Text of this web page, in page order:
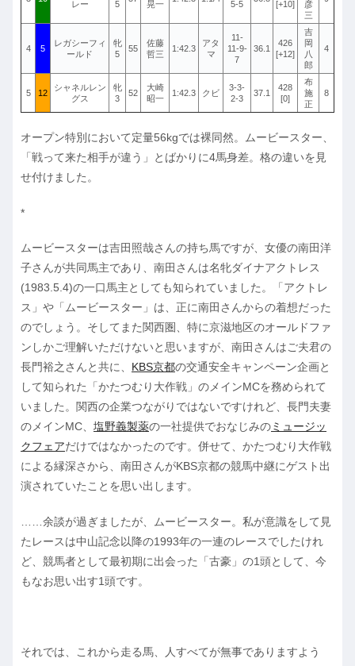
レー 5 晃一 5-5 [+10]
彦
三
4 5
レガシーフィ
ールド
牝
5
55
佐藤
哲三
1:42.3
アタ
マ
11-
11-9-
7
36.1
426
[+12]
吉
岡
八
郎
4
5 12
シャネルレン
グス
牝
3
52
大崎
昭一
1:42.3 クビ
3-3-
2-3
37.1
428
[0]
布
施
正
8
オープン特別において定量56kgでは裸同然。ムービースター、
「戦って来た相手が違う」とばかりに4馬身差。格の違いを見
せ付けました。
*
ムービースターは吉田照哉さんの持ち馬ですが、女優の南田洋
子さんが共同馬主であり、南田さんは名牝ダイナアクトレス
(1983.5.4)の一口馬主としても知られていました。「アクトレ
ス」や「ムービースター」は、正に南田さんからの着想だった
のでしょう。そしてまた関西圏、特に京滋地区のオールドファ
ンしかご理解いただけないと思いますが、南田さんはご夫君の
長門裕之さんと共に、 KBS京都の交通安全キャンペーン企画と
して知られた「かたつむり大作戦」のメインMCを務められて
いました。関西の企業つながりではないですけれど、長門夫妻
のメインMC、 塩野義製薬の一社提供でおなじみのミュージッ
クフェアだけではなかったのです。併せて、かたつむり大作戦
による縁深さから、南田さんがKBS京都の競馬中継にゲスト出
演されていたことを思い出します。
……余談が過ぎましたが、ムービースター。私が意識をして見
たレースは中山記念以降の1993年の一連のレースでしたけれ
ど、競馬者として最初期に出会った「古豪」の1頭として、今
もなお思い出す1頭です。
それでは、これから走る馬、人すべてが無事でありますよう